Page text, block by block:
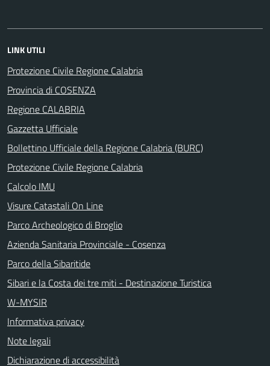
LINK UTILI
Protezione Civile Regione Calabria
Provincia di COSENZA
Regione CALABRIA
Gazzetta Ufficiale
Bollettino Ufficiale della Regione Calabria (BURC)
Protezione Civile Regione Calabria
Calcolo IMU
Visure Catastali On Line
Parco Archeologico di Broglio
Azienda Sanitaria Provinciale - Cosenza
Parco della Sibaritide
Sibari e la Costa dei tre miti - Destinazione Turistica
W-MYSIR
Informativa privacy
Note legali
Dichiarazione di accessibilità